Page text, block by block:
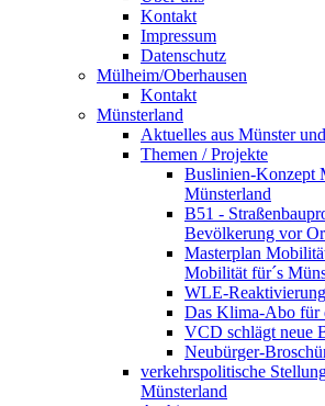
Kontakt
Impressum
Datenschutz
Mülheim/Oberhausen
Kontakt
Münsterland
Aktuelles aus Münster
Themen / Projekte
Buslinien-Konzept
Münsterland
B51 -
Bevölkerung vor
Masterplan
Mobilität für´s
WLE-Reaktivierung
Das Klima-Abo für
VCD schlägt neue
Neubürger-
verkehrspolitische
Münsterland